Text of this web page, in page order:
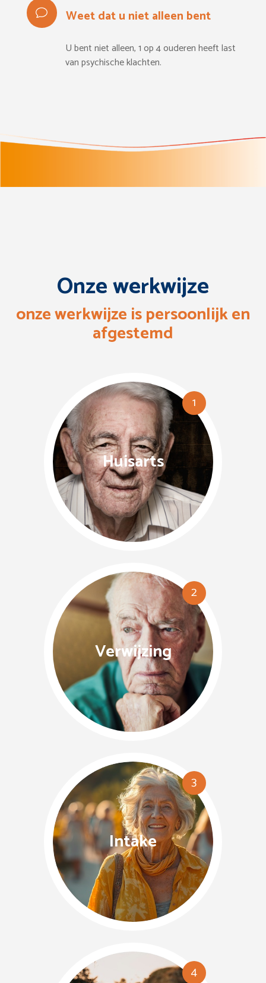
Weet dat u niet alleen bent
U bent niet alleen, 1 op 4 ouderen heeft last
van psychische klachten.
Onze werkwijze
onze werkwijze is persoonlijk en
afgestemd
1
Huisarts
2
Verwijzing
3
Intake
4